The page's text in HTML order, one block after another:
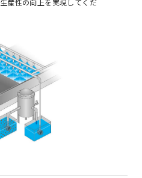
産性の向上を実現してくだ